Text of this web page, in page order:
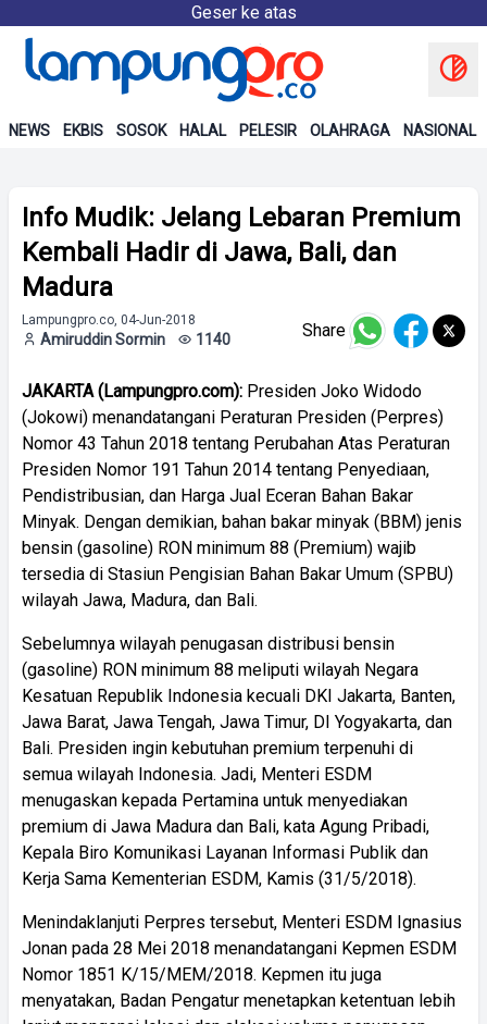
Geser ke atas
NEWS EKBIS SOSOK HALAL PELESIR OLAHRAGA NASIONAL
Info Mudik: Jelang Lebaran Premium
Kembali Hadir di Jawa, Bali, dan
Madura
Lampungpro.co, 04-Jun-2018
Amiruddin Sormin 1140 Share
JAKARTA (Lampungpro.com): Presiden Joko Widodo
(Jokowi) menandatangani Peraturan Presiden (Perpres)
Nomor 43 Tahun 2018 tentang Perubahan Atas Peraturan
Presiden Nomor 191 Tahun 2014 tentang Penyediaan,
Pendistribusian, dan Harga Jual Eceran Bahan Bakar
Minyak. Dengan demikian, bahan bakar minyak (BBM) jenis
bensin (gasoline) RON minimum 88 (Premium) wajib
tersedia di Stasiun Pengisian Bahan Bakar Umum (SPBU)
wilayah Jawa, Madura, dan Bali.
Sebelumnya wilayah penugasan distribusi bensin
(gasoline) RON minimum 88 meliputi wilayah Negara
Kesatuan Republik Indonesia kecuali DKI Jakarta, Banten,
Jawa Barat, Jawa Tengah, Jawa Timur, DI Yogyakarta, dan
Bali. Presiden ingin kebutuhan premium terpenuhi di
semua wilayah Indonesia. Jadi, Menteri ESDM
menugaskan kepada Pertamina untuk menyediakan
premium di Jawa Madura dan Bali, kata Agung Pribadi,
Kepala Biro Komunikasi Layanan Informasi Publik dan
Kerja Sama Kementerian ESDM, Kamis (31/5/2018).
Menindaklanjuti Perpres tersebut, Menteri ESDM Ignasius
Jonan pada 28 Mei 2018 menandatangani Kepmen ESDM
Nomor 1851 K/15/MEM/2018. Kepmen itu juga
menyatakan, Badan Pengatur menetapkan ketentuan lebih